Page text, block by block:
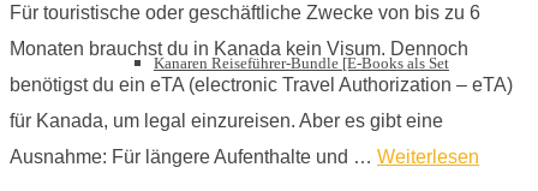
Kanaren Reiseführer-Bundle [E-Books als Set
Für touristische oder geschäftliche Zwecke von bis zu 6
Monaten brauchst du in Kanada kein Visum. Dennoch
benötigst du ein eTA (electronic Travel Authorization – eTA)
für Kanada, um legal einzureisen. Aber es gibt eine
Ausnahme: Für längere Aufenthalte und … Weiterlesen